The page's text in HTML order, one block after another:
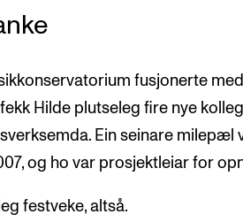
fusjonerte med
Hilde plutseleg fire nye
Ein seinare milepæl
og ho var prosjektleiar for
festveke, altså.